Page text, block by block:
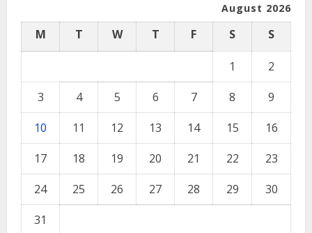
August 2026
M T W T F S S
1
2
3
4 5 6 7 8
9
10
11 12 13 14 15
16
17
18 19 20 21 22
23
24
25 26 27 28 29
30
31